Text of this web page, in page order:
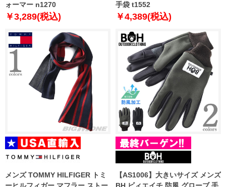
ォーマー n1270
￥3,289(税込)
手袋 t1552
￥4,389(税込)
メンズ TOMMY HILFIGER トミ
【AS1006】大きいサイズ メンズ